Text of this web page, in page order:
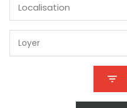
Localisation
Loyer